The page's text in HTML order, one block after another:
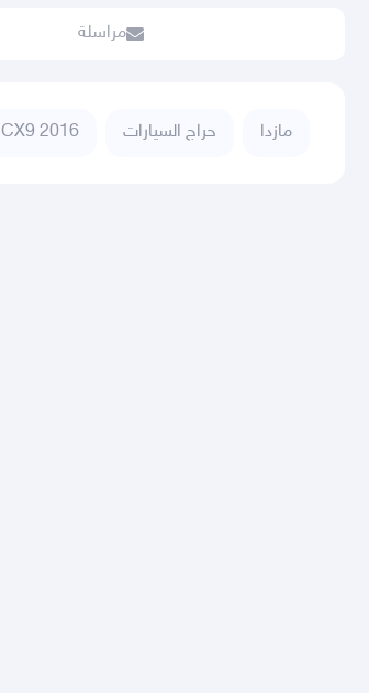
مراسلة
مازدا حراج السيارات CX9 2016